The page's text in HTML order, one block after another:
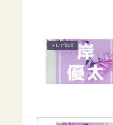
テレビ出演